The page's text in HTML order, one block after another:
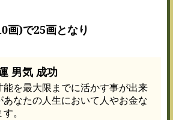
画)で25画となり
男気 成功
を最大限までに活かす事が出来
あなたの人生において人やお金な
。